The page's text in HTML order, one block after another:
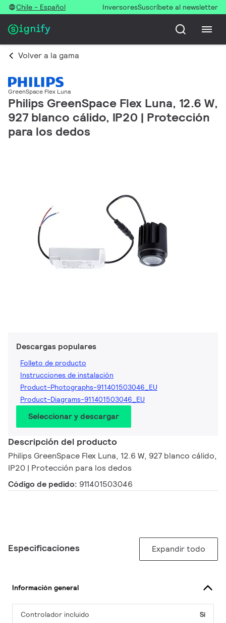
Chile - Español InversoresSuscríbete al newsletter
Volver a la gama
GreenSpace Flex Luna
Philips GreenSpace Flex Luna, 12.6 W,
927 blanco cálido, IP20 | Protección
para los dedos
Descargas populares
Folleto de producto
Instrucciones de instalación
Product-Photographs-911401503046_EU
Product-Diagrams-911401503046_EU
Seleccionar y descargar
Descripción del producto
Philips GreenSpace Flex Luna, 12.6 W, 927 blanco cálido,
IP20 | Protección para los dedos
Código de pedido: 911401503046
Especificaciones Expandir todo
Información general
Controlador incluido Sí